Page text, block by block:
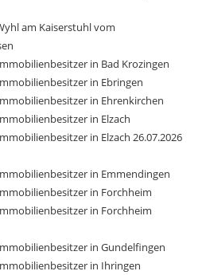
am Kaiserstuhl vom
in Bad Krozingen
in Ebringen
in Ehrenkirchen
in Elzach
in Elzach 26.07.2026
in Emmendingen
in Forchheim
in Forchheim
in Gundelfingen
in Ihringen